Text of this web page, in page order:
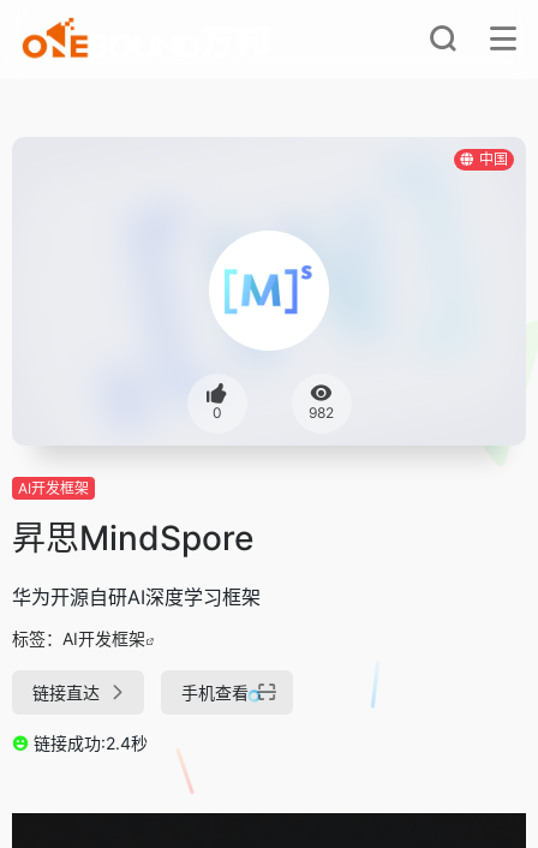
中国
0 982
AI开发框架
昇思MindSpore
华为开源自研AI深度学习框架
标签： AI开发框架
链接直达 手机查看
链接成功:2.4秒